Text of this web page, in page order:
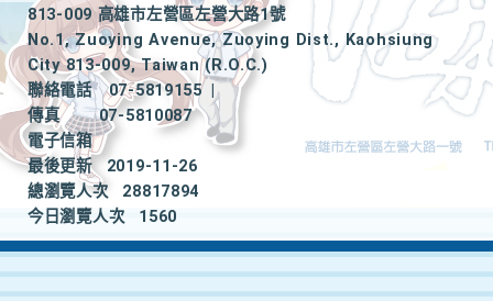
813-009 高雄市左營區左營大路1號
No.1, Zuoying Avenue, Zuoying Dist., Kaohsiung
City 813-009, Taiwan (R.O.C.)
聯絡電話
07-5819155
|
傳真
07-5810087
電子信箱
最後更新
2019-11-26
總瀏覽人次
28817894
今日瀏覽人次
1560